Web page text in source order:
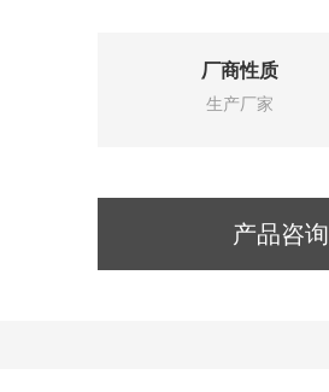
厂商性质
生产厂家
产品咨询